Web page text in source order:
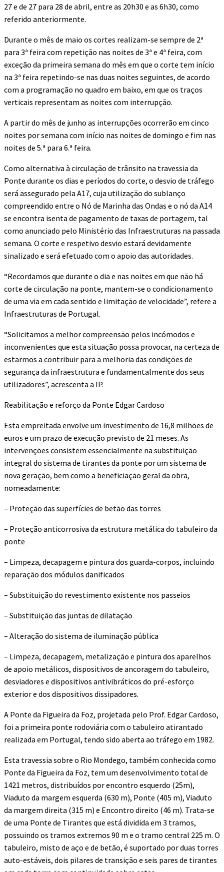
27 e de 27 para 28 de abril, entre as 20h30 e as 6h30, como
referido anteriormente.
Durante o mês de maio os cortes realizam-se sempre de 2ª
para 3ª feira com repetição nas noites de 3ª e 4ª feira, com
exceção da primeira semana do mês em que o corte tem início
na 3ª feira repetindo-se nas duas noites seguintes, de acordo
com a programação no quadro em baixo, em que os traços
verticais representam as noites com interrupção.
A partir do mês de junho as interrupções ocorrerão em cinco
noites por semana com início nas noites de domingo e fim nas
noites de 5.ª para 6.ª feira.
Como alternativa à circulação de trânsito na travessia da
Ponte durante os dias e períodos do corte, o desvio de tráfego
será assegurado pela A17, cuja utilização do sublanço
compreendido entre o Nó de Marinha das Ondas e o nó da A14
se encontra isenta de pagamento de taxas de portagem, tal
como anunciado pelo Ministério das Infraestruturas na passada
semana. O corte e respetivo desvio estará devidamente
sinalizado e será efetuado com o apoio das autoridades.
“Recordamos que durante o dia e nas noites em que não há
corte de circulação na ponte, mantem-se o condicionamento
de uma via em cada sentido e limitação de velocidade”, refere a
Infraestruturas de Portugal.
“Solicitamos a melhor compreensão pelos incómodos e
inconvenientes que esta situação possa provocar, na certeza de
estarmos a contribuir para a melhoria das condições de
segurança da infraestrutura e fundamentalmente dos seus
utilizadores”, acrescenta a IP.
Reabilitação e reforço da Ponte Edgar Cardoso
Esta empreitada envolve um investimento de 16,8 milhões de
euros e um prazo de execução previsto de 21 meses. As
intervenções consistem essencialmente na substituição
integral do sistema de tirantes da ponte por um sistema de
nova geração, bem como a beneficiação geral da obra,
nomeadamente:
– Proteção das superfícies de betão das torres
– Proteção anticorrosiva da estrutura metálica do tabuleiro da
ponte
– Limpeza, decapagem e pintura dos guarda-corpos, incluindo
reparação dos módulos danificados
– Substituição do revestimento existente nos passeios
– Substituição das juntas de dilatação
– Alteração do sistema de iluminação pública
– Limpeza, decapagem, metalização e pintura dos aparelhos
de apoio metálicos, dispositivos de ancoragem do tabuleiro,
desviadores e dispositivos antivibráticos do pré-esforço
exterior e dos dispositivos dissipadores.
A Ponte da Figueira da Foz, projetada pelo Prof. Edgar Cardoso,
foi a primeira ponte rodoviária com o tabuleiro atirantado
realizada em Portugal, tendo sido aberta ao tráfego em 1982.
Esta travessia sobre o Rio Mondego, também conhecida como
Ponte da Figueira da Foz, tem um desenvolvimento total de
1421 metros, distribuídos por encontro esquerdo (25m),
Viaduto da margem esquerda (630 m), Ponte (405 m), Viaduto
da margem direita (315 m) e Encontro direito (46 m). Trata-se
de uma Ponte de Tirantes que está dividida em 3 tramos,
possuindo os tramos extremos 90 m e o tramo central 225 m. O
tabuleiro, misto de aço e de betão, é suportado por duas torres
auto-estáveis, dois pilares de transição e seis pares de tirantes